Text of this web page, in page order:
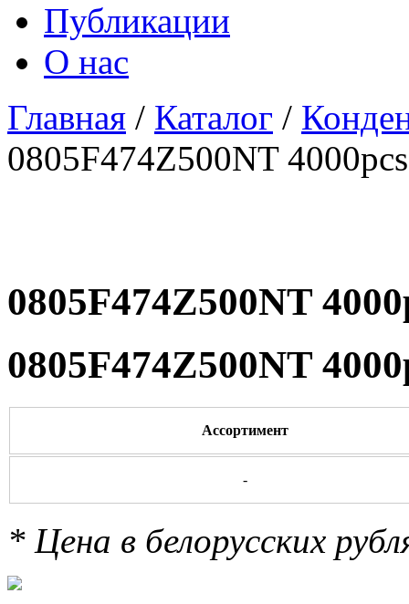
Публикации
О нас
Главная / Каталог /
0805F474Z500NT 4000pcs
0805F474Z500NT
0805F474Z500NT
Ассортимент
-
* Цена в белорусских